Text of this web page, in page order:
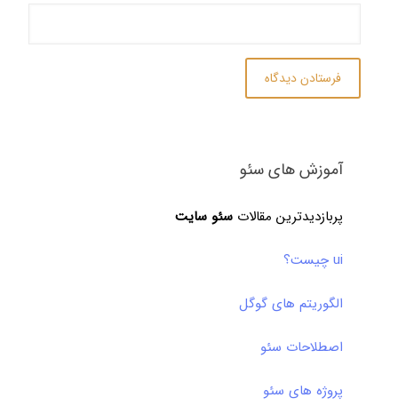
آموزش های سئو
پربازدیدترین مقالات سئو سایت
ui چیست؟
الگوریتم های گوگل
اصطلاحات سئو
پروژه های سئو